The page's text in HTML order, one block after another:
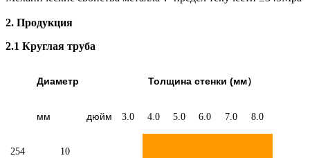
2. Продукция
2.1 Круглая труба
Диаметр Толщина стенки (мм）
мм дюйм 3.0 4.0 5.0 6.0 7.0 8.0
254 10